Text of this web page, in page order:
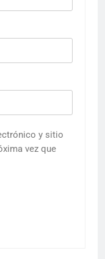
y sitio
vez que